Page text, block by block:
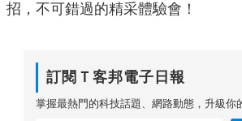
招，不可錯過的精采體驗會！
訂閱Ｔ客邦電子日報
掌握最熱門的科技話題、網路動態，升級你